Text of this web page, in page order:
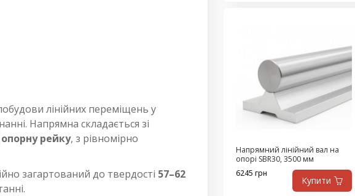
лінійних переміщень у
Напрямна складається зі
рейку, з рівномірно
загартований до твердості 57–62
Напрямний лінійний вал на
опорі SBR30, 3500 мм
6245 грн
Купити